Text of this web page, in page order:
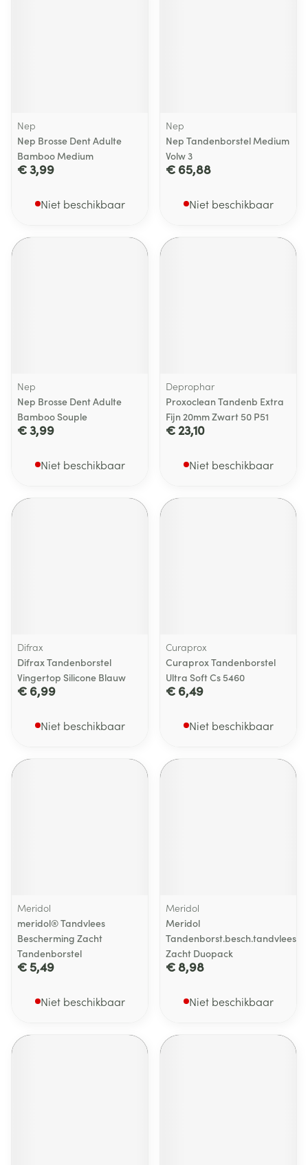
Nep
Nep Brosse Dent Adulte
Bamboo Medium
€ 3,99
Niet beschikbaar
Nep
Nep Tandenborstel Medium
Volw 3
€ 65,88
Niet beschikbaar
Nep
Nep Brosse Dent Adulte
Bamboo Souple
€ 3,99
Niet beschikbaar
Deprophar
Proxoclean Tandenb Extra
Fijn 20mm Zwart 50 P51
€ 23,10
Niet beschikbaar
Difrax
Difrax Tandenborstel
Vingertop Silicone Blauw
€ 6,99
Niet beschikbaar
Curaprox
Curaprox Tandenborstel
Ultra Soft Cs 5460
€ 6,49
Niet beschikbaar
Meridol
meridol® Tandvlees
Bescherming Zacht
Tandenborstel
€ 5,49
Niet beschikbaar
Meridol
Meridol
Tandenborst.besch.tandvlees
Zacht Duopack
€ 8,98
Niet beschikbaar